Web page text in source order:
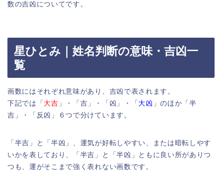
数の吉凶についてです。
星ひとみ｜姓名判断の意味・吉凶一
覧
画数にはそれぞれ意味があり、吉凶で表されます。
下記では「 大吉 」・「吉」・「凶」・「 大凶 」のほか「半
吉」・「反凶」６つで分けています。
「半吉」と「半凶」、運気が好転しやすい、または暗転しやす
いかを表しており、「半吉」と「半凶」ともに良い所がありつ
つも、運がそこまで強く表れない画数です。